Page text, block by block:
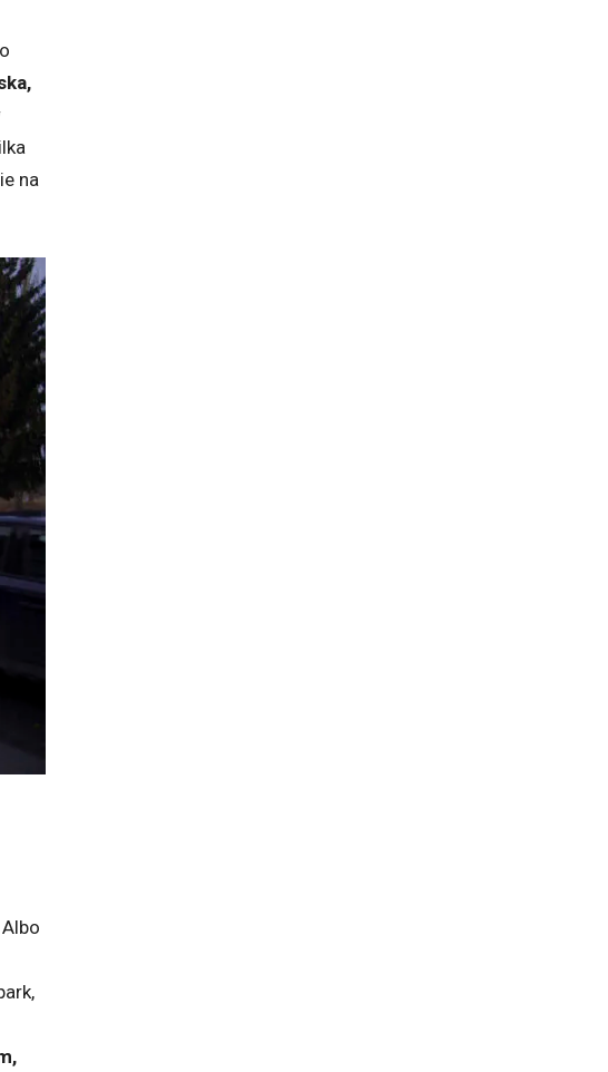
na